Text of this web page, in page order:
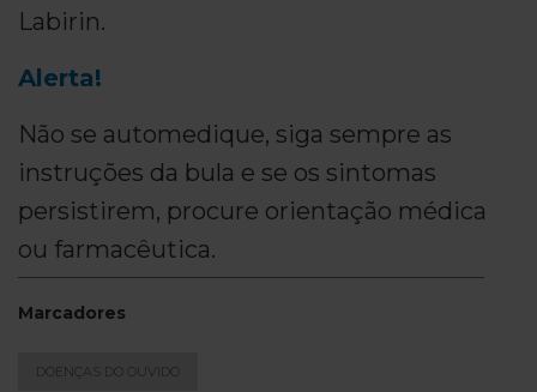
Labirin.
Alerta!
Não se automedique, siga sempre as
instruções da bula e se os sintomas
persistirem, procure orientação médica
ou farmacêutica.
Marcadores
DOENÇAS DO OUVIDO